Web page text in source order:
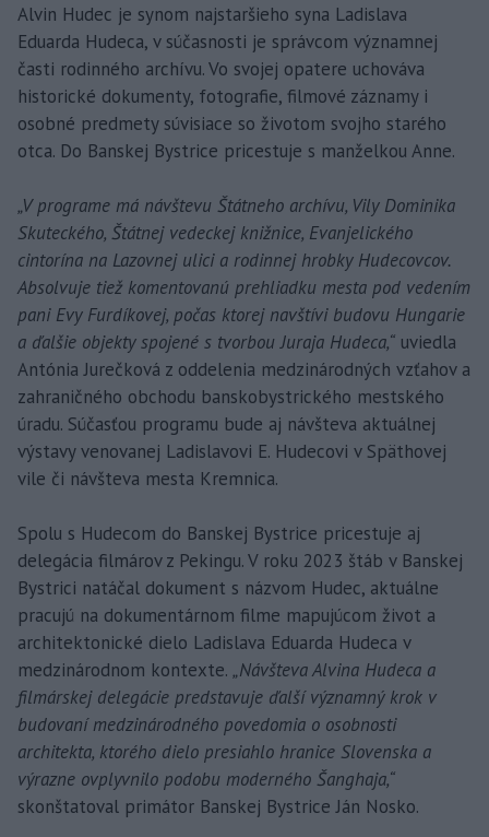
Alvin Hudec je synom najstaršieho syna Ladislava
Eduarda Hudeca, v súčasnosti je správcom významnej
časti rodinného archívu. Vo svojej opatere uchováva
historické dokumenty, fotografie, filmové záznamy i
osobné predmety súvisiace so životom svojho starého
otca. Do Banskej Bystrice pricestuje s manželkou Anne.
„V programe má návštevu Štátneho archívu, Vily Dominika
Skuteckého, Štátnej vedeckej knižnice, Evanjelického
cintorína na Lazovnej ulici a rodinnej hrobky Hudecovcov.
Absolvuje tiež komentovanú prehliadku mesta pod vedením
pani Evy Furdíkovej, počas ktorej navštívi budovu Hungarie
a ďalšie objekty spojené s tvorbou Juraja Hudeca,“ uviedla
Antónia Jurečková z oddelenia medzinárodných vzťahov a
zahraničného obchodu banskobystrického mestského
úradu. Súčasťou programu bude aj návšteva aktuálnej
výstavy venovanej Ladislavovi E. Hudecovi v Späthovej
vile či návšteva mesta Kremnica.
Spolu s Hudecom do Banskej Bystrice pricestuje aj
delegácia filmárov z Pekingu. V roku 2023 štáb v Banskej
Bystrici natáčal dokument s názvom Hudec, aktuálne
pracujú na dokumentárnom filme mapujúcom život a
architektonické dielo Ladislava Eduarda Hudeca v
medzinárodnom kontexte. „Návšteva Alvina Hudeca a
filmárskej delegácie predstavuje ďalší významný krok v
budovaní medzinárodného povedomia o osobnosti
architekta, ktorého dielo presiahlo hranice Slovenska a
výrazne ovplyvnilo podobu moderného Šanghaja,“
skonštatoval primátor Banskej Bystrice Ján Nosko.